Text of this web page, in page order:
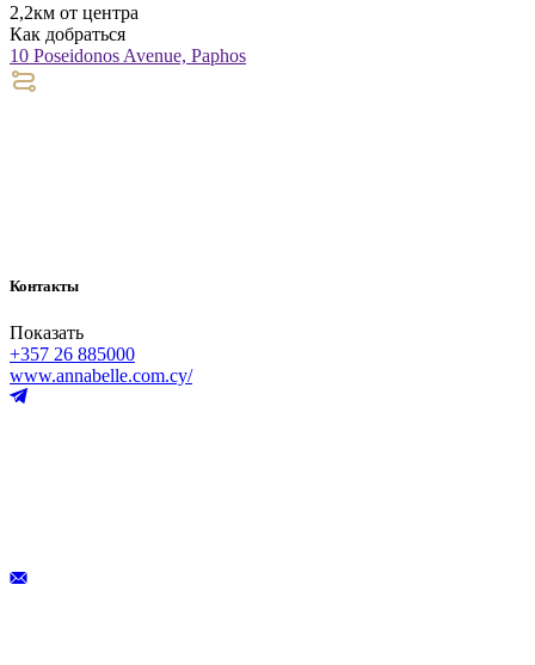
2,2км от центра
Как добраться
10 Poseidonos Avenue, Paphos
Контакты
Показать
+357 26 885000
www.annabelle.com.cy/